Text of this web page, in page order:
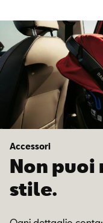
Accessori
Non
stile.